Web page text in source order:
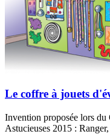
Le coffre à jouets
Invention proposée lors du
Astucieuses 2015 :